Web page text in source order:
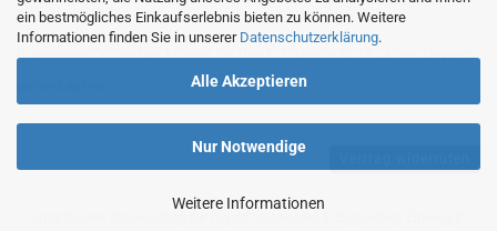
ein bestmögliches Einkaufserlebnis bieten zu können. Weitere
Informationen finden Sie in unserer Datenschutzerklärung.
Alle Akzeptieren
Nur Notwendige
Weitere Informationen
In unserem Onlineshop können Sie Ihre E-Zigarette ab 18 Jahren bequem